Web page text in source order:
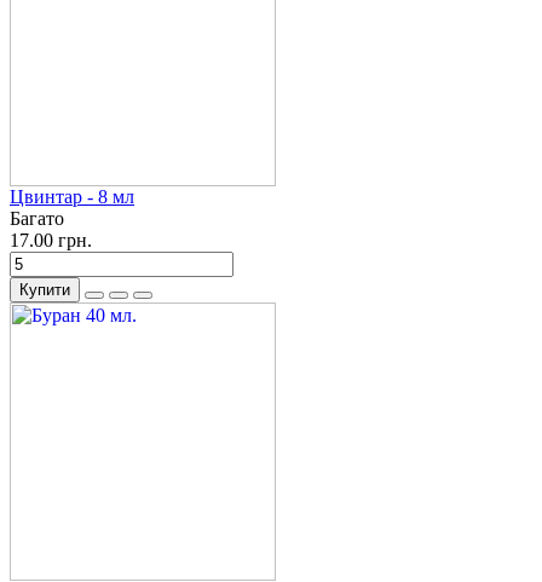
Цвинтар - 8 мл
Багато
17.00 грн.
Купити